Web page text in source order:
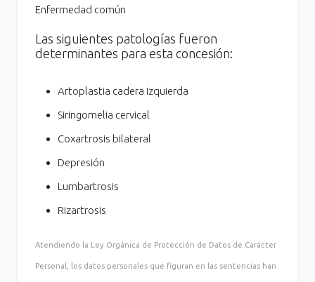
Enfermedad común
Las siguientes patologías fueron
determinantes para esta concesión:
Artoplastia cadera Izquierda
Siringomelia cervical
Coxartrosis bilateral
Depresión
Lumbartrosis
Rizartrosis
Atendiendo la Ley Orgánica de Protección de Datos de Carácter
Personal, los datos personales que figuran en las sentencias han